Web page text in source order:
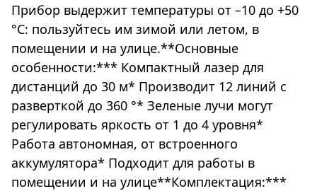
Прибор выдержит температуры от –10 до +50
°С: пользуйтесь им зимой или летом, в
помещении и на улице.**Основные
особенности:*** Компактный лазер для
дистанций до 30 м* Производит 12 линий с
разверткой до 360 °* Зеленые лучи могут
регулировать яркость от 1 до 4 уровня*
Работа автономная, от встроенного
аккумулятора* Подходит для работы в
помещении и на улице**Комплектация:***